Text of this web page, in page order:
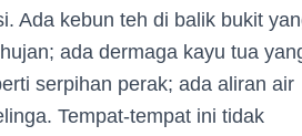
Ada kebun teh di balik bukit
ada dermaga kayu tua
serpihan perak; ada aliran air
Tempat-tempat ini tidak